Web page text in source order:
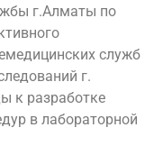
г.Алматы по
служб
г.
к разработке
в лабораторной